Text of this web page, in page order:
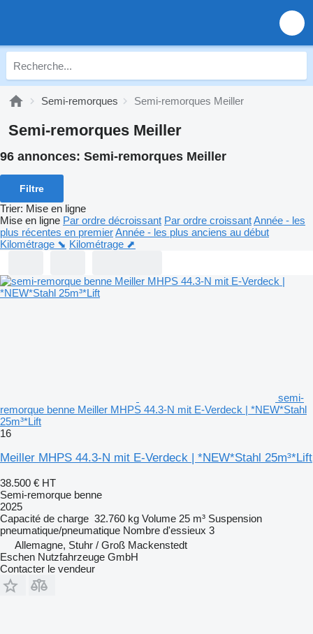
Semi-remorques Semi-remorques Meiller
Semi-remorques Meiller
96 annonces: Semi-remorques Meiller
Filtre
Trier: Mise en ligne
Mise en ligne Par ordre décroissant Par ordre croissantAnnée - les
plus récentes en premierAnnée - les plus anciens au début
Kilométrage ⬊ Kilométrage ⬈
semi-
remorque benne Meiller MHPS 44.3-N mit E-Verdeck | *NEW*Stahl
25m³*Lift
16
Meiller MHPS 44.3-N mit E-Verdeck | *NEW*Stahl 25m³*Lift
38.500 € HT
Semi-remorque benne
2025
Capacité de charge 32.760 kg Volume 25 m³ Suspension
pneumatique/pneumatique Nombre d'essieux 3
Allemagne, Stuhr / Groß Mackenstedt
Eschen Nutzfahrzeuge GmbH
Contacter le vendeur